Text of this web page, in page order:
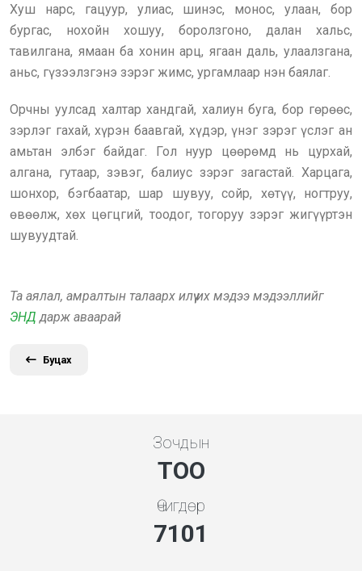
Хуш нарс, гацуур, улиас, шинэс, монос, улаан, бор
бургас, нохойн хошуу, боролзгоно, далан хальс,
тавилгана, ямаан ба хонин арц, ягаан даль, улаалзгана,
аньс, гүзээлзгэнэ зэрэг жимс, ургамлаар нэн баялаг.
Орчны уулсад халтар хандгай, халиун буга, бор гөрөөс,
зэрлэг гахай, хүрэн баавгай, хүдэр, үнэг зэрэг үслэг ан
амьтан элбэг байдаг. Гол нуур цөөрөмд нь цурхай,
алгана, гутаар, зэвэг, балиус зэрэг загастай. Харцага,
шонхор, бэгбаатар, шар шувуу, сойр, хөтүү, ногтруу,
өвөөлж, хөх цөгцгий, тоодог, тогоруу зэрэг жигүүртэн
шувуудтай.
Та аялал, амралтын талаарх илүү их мэдээ мэдээллийг
ЭНД дарж аваарай
Буцах
Зочдын
ТОО
Өчигдөр
7608